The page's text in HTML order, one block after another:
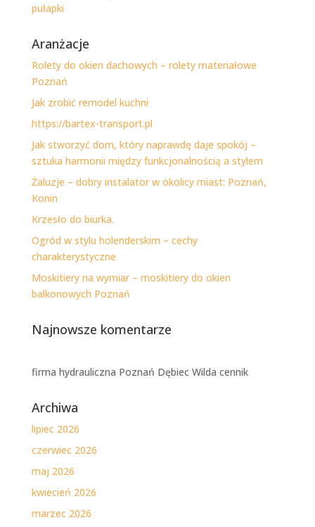
pułapki
Aranżacje
Rolety do okien dachowych – rolety materiałowe
Poznań
Jak zrobić remodel kuchni
https://bartex-transport.pl
Jak stworzyć dom, który naprawdę daje spokój –
sztuka harmonii między funkcjonalnością a stylem
Żaluzje – dobry instalator w okolicy miast: Poznań,
Konin
Krzesło do biurka.
Ogród w stylu holenderskim – cechy
charakterystyczne
Moskitiery na wymiar – moskitiery do okien
balkonowych Poznań
Najnowsze komentarze
firma hydrauliczna Poznań Dębiec Wilda cennik
Archiwa
lipiec 2026
czerwiec 2026
maj 2026
kwiecień 2026
marzec 2026